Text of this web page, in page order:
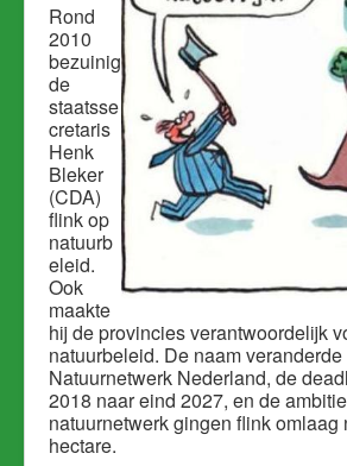
Rond
2010
bezuinig
de
staatsse
cretaris
Henk
Bleker
(CDA)
flink op
natuurb
eleid.
Ook
maakte
hij de provincies verantwoordelijk
natuurbeleid. De naam veranderde
Natuurnetwerk Nederland, de
2018 naar eind 2027, en de
natuurnetwerk gingen flink omlaag
hectare.